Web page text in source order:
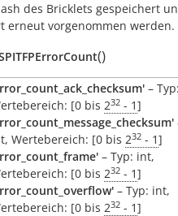
des Bricklets gespeichert
erneut vorgenommen werden.
()
–
[0 bis 232 - 1]
Wertebereich: [0 bis 232 - 1]
– Typ: int,
[0 bis 232 - 1]
– Typ: int,
[0 bis 232 - 1]